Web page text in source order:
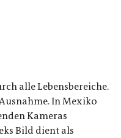
alle Lebensbereiche.
In Mexiko
Kameras
Bild dient als